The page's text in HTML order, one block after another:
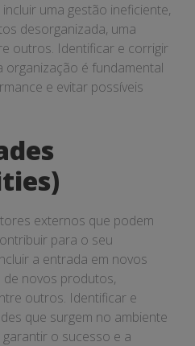
uma gestão ineficiente,
desorganizada, uma
outros. Identificar e corrigir
é fundamental
e evitar possíveis
externos que podem
para o seu
a entrada em novos
novos produtos,
outros. Identificar e
que surgem no ambiente
o sucesso e a